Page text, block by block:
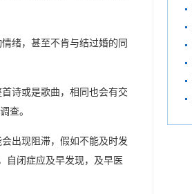
绪，甚至不肯与结过婚的同
诗或是歌曲，相同也会有交
查。
出现阻滞，假如不能及时发
自闭症应及早发现，及早医